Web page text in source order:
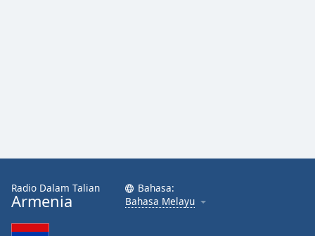
Family
Reset
Radio Dalam Talian
Armenia
Bahasa:
Bahasa Melayu